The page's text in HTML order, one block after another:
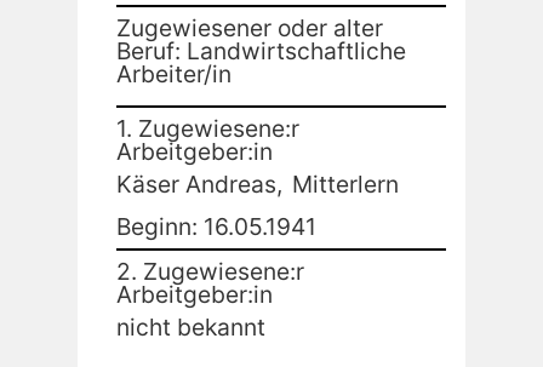
Zugewiesener oder alter
Beruf: Landwirtschaftliche
Arbeiter/in
1. Zugewiesene:r
Arbeitgeber:in
Käser Andreas, Mitterlern
Beginn: 16.05.1941
2. Zugewiesene:r
Arbeitgeber:in
nicht bekannt